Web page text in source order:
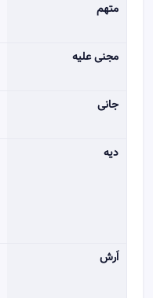
متهم
مجنی علیه
جانی
دیه
اَرش